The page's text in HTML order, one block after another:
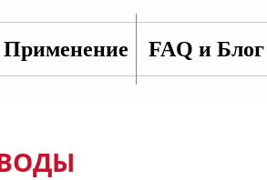
Применение FAQ и Блог